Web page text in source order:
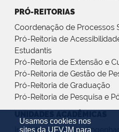
Usamos cookies nos
sites da UFVJM para
PRÓ-REITORIAS
Coordenação de Processos
Pró-Reitoria de
Estudantis
Pró-Reitoria de Extensão e
Pró-Reitoria de Gestão de
Pró-Reitoria de Graduação
Pró-Reitoria de Pesquisa e
Instituto de Ciência,